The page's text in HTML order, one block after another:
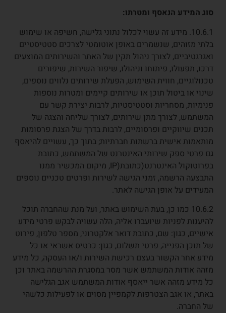
סוג המידע הנאסף ומטרתו:
10.6.1. מידע זה עשוי לכלול נתוני גלישה, חשיפה או שימוש
בלתי מזוהים, שנשמרים באופן אוטומטי לצרכים סטטיסטיים
ואגרגטיביים, לצורך ניהול תקין של האתר והשירותים המוצעים
דרכו, תפעולו, פיתוחו וניהולו, שיפור השירות, שיפורים
טכנולוגיים, חווית השימוש, הפעלת שירותים נלווים נוספים,
שינוי או ביטול תוכן או שירותים קיימים ומטרות נוספות
פנימיות, מסחריות וסטטיסטיות, לרבות יצירת קשר עם
המשתמש, לצורך מתן שירותים, לצורך שליחה והצגה של
תכנים שיווקיים ופרסומיים, לרבות בדרך של הצגת פרסומות
מותאמות אישית ברשתות חברתיות; בתוך כך, עשויים להיאסף
גם פרטי ספק שירותי האינטרנט של המשתמש, כתובת
בפרוטוקול האינטרנט(כתובת(IP, מיקום המכשיר ממנו
התבצעה הרשמה, זמני הגישה לשירות ופרטים טכניים נוספים
המעידים על אופן הגישה לאתר.
10.6.2 כמו כן, בעת השימוש באתר, ועל מנת שהחברה תוכל
להיענות לפניות שיועברו אליה, הלה עשויה לבקש פרטי מידע
אישיים, כגון: שם, כתובת דואר אלקטרוני, מספר טלפון, פירוט
של תוכן הפנייה, פרטי תשלום, כגון: כרטיס אשראי או כל
מידע אחר הקשור בעצם רכישת השירות ו/או העסקה, כל מידע
מזהה אודות המשתמש אשר מסר במסגרת ההרשמה באתר וכן
כל מידע מזהה אשר ייאסף אודות המשתמש אגב הגלישה
באתר, או אגב הצטרפות לקמפיין מסוים או לפעילות כלשהי
של החברה.